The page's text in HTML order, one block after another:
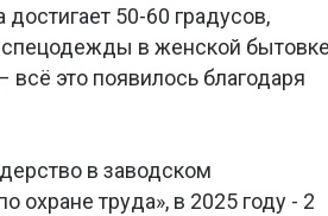
50-60 градусов,
спецодежды в женской
это появилось благодаря
в заводском
труда», в 2025 году - 2